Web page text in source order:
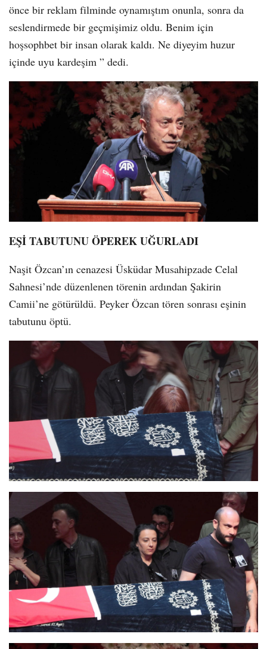
önce bir reklam filminde oynamıştım onunla, sonra da
seslendirmede bir geçmişimiz oldu. Benim için
hoşsophbet bir insan olarak kaldı. Ne diyeyim huzur
içinde uyu kardeşim ” dedi.
EŞİ TABUTUNU ÖPEREK UĞURLADI
Naşit Özcan’ın cenazesi Üsküdar Musahipzade Celal
Sahnesi’nde düzenlenen törenin ardından Şakirin
Camii’ne götürüldü. Peyker Özcan tören sonrası eşinin
tabutunu öptü.